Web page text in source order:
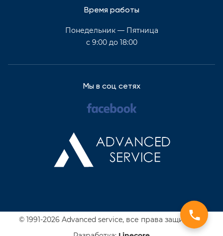
Время работы
Понедельник — Пятница
с 9:00 до 18:00
Мы в соц сетях
© 1991-2026 Advanced service, все права защищены